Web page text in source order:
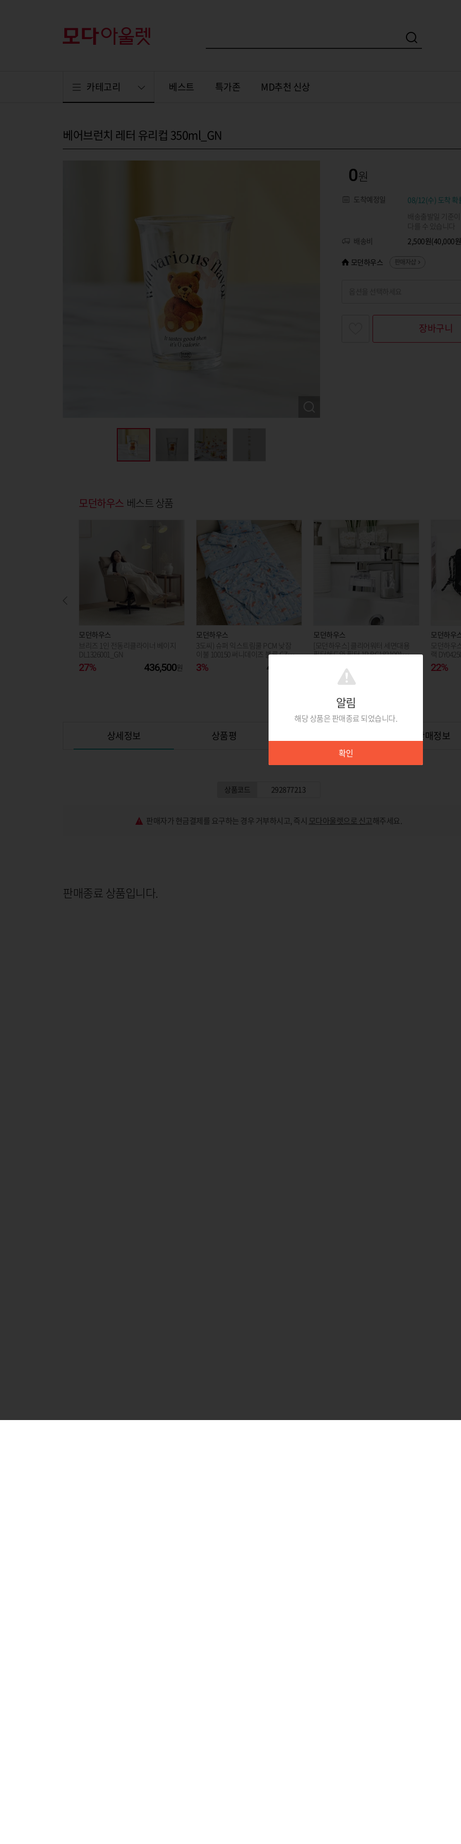
카테고리 베스트 특가존 MD추천 신상
베어브런치 레터 유리컵 350ml_GN
0
도착예정일
08/12(수) 도착 확
배송출발일 기준
다를 수 있습니다
배송비
2,500원(40,000
모던하우스 판매자샵
찾고싶은 옵션명을 입력해 주세요
장바구니
모던하우스 베스트 상품
모던하우스
브리즈 1인 전동리클라이너 베이지
DL1326001_GN
27% 436,500
모던하우스
3도씨) 슈퍼 익스트림쿨 PCM 낮잠
이불 100150 써니데이즈 블루 CZ02
26025_GN
3% 44,530
모던하우스
[모던하우스] 클리어워터 세면대용
필터헤드와 필터 1P BG1821001_G
모던하우
모던하우
랙
22%
상세정보 상품평 위탁판매정보
상품코드 292877213
판매자가 현금결제를 요구하는 경우 거부하시고, 즉시 모다아울렛으로 신고해주세요.
알림
해당 상품은 판매종료 되었습니다.
확인